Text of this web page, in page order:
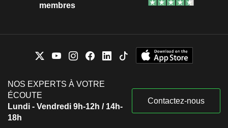
membres
NOS EXPERTS À VOTRE
ÉCOUTE
Lundi - Vendredi 9h-12h / 14h-
18h
Contactez-nous